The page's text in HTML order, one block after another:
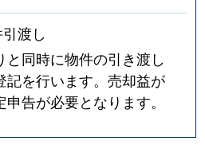
渡し
同時に物件の引き渡し
記を行います。売却益が
告が必要となります。